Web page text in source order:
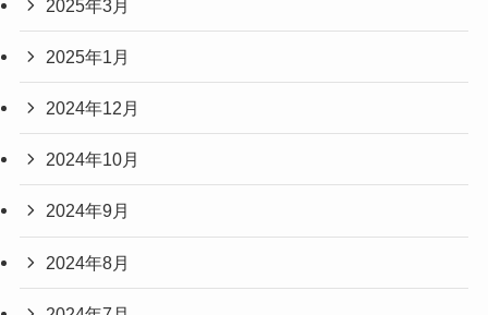
2025年3月
2025年1月
2024年12月
2024年10月
2024年9月
2024年8月